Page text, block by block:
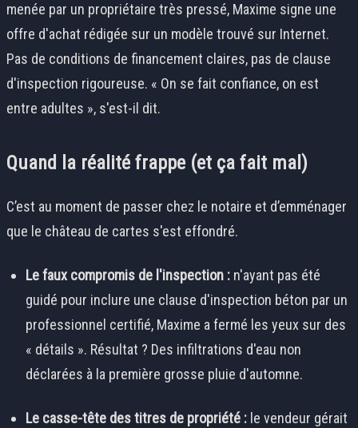
menée par un propriétaire très pressé, Maxime signe une
offre d'achat rédigée sur un modèle trouvé sur Internet.
Pas de conditions de financement claires, pas de clause
d'inspection rigoureuse. « On se fait confiance, on est
entre adultes », s'est-il dit.
Quand la réalité frappe (et ça fait mal)
C’est au moment de passer chez le notaire et d’emménager
que le château de cartes s'est effondré.
Le faux compromis de l'inspection : n'ayant pas été
guidé pour inclure une clause d'inspection béton par un
professionnel certifié, Maxime a fermé les yeux sur des
« détails ». Résultat ? Des infiltrations d'eau non
déclarées à la première grosse pluie d'automne.
Le casse-tête des titres de propriété : le vendeur gérait